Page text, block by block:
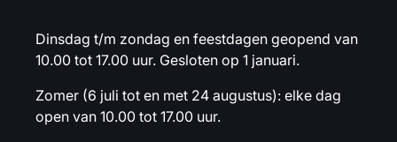
Dinsdag t/m zondag en feestdagen geopend van
10.00 tot 17.00 uur. Gesloten op 1 januari.
Zomer (6 juli tot en met 24 augustus): elke dag
open van 10.00 tot 17.00 uur.